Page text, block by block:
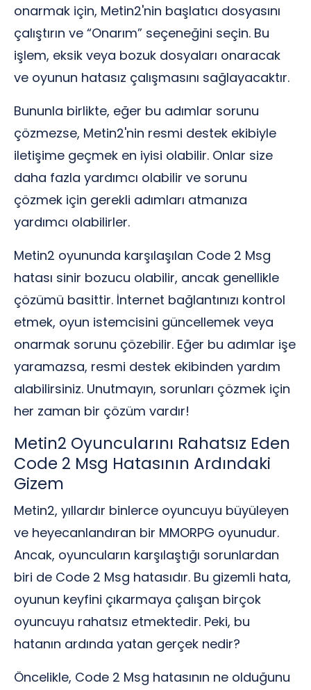
onarmak için, Metin2'nin başlatıcı dosyasını
çalıştırın ve “Onarım” seçeneğini seçin. Bu
işlem, eksik veya bozuk dosyaları onaracak
ve oyunun hatasız çalışmasını sağlayacaktır.
Bununla birlikte, eğer bu adımlar sorunu
çözmezse, Metin2'nin resmi destek ekibiyle
iletişime geçmek en iyisi olabilir. Onlar size
daha fazla yardımcı olabilir ve sorunu
çözmek için gerekli adımları atmanıza
yardımcı olabilirler.
Metin2 oyununda karşılaşılan Code 2 Msg
hatası sinir bozucu olabilir, ancak genellikle
çözümü basittir. İnternet bağlantınızı kontrol
etmek, oyun istemcisini güncellemek veya
onarmak sorunu çözebilir. Eğer bu adımlar işe
yaramazsa, resmi destek ekibinden yardım
alabilirsiniz. Unutmayın, sorunları çözmek için
her zaman bir çözüm vardır!
Metin2 Oyuncularını Rahatsız Eden
Code 2 Msg Hatasının Ardındaki
Gizem
Metin2, yıllardır binlerce oyuncuyu büyüleyen
ve heyecanlandıran bir MMORPG oyunudur.
Ancak, oyuncuların karşılaştığı sorunlardan
biri de Code 2 Msg hatasıdır. Bu gizemli hata,
oyunun keyfini çıkarmaya çalışan birçok
oyuncuyu rahatsız etmektedir. Peki, bu
hatanın ardında yatan gerçek nedir?
Öncelikle, Code 2 Msg hatasının ne olduğunu